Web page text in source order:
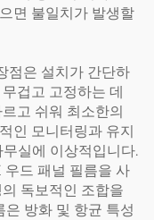
면 불일치가 발생할
점은 설치가 간단하
겁고 고정하는 데
고 쉬워 최소한의
인 모니터링과 유지
실에 이상적입니다.
드 패널 필름을 사
독보적인 조합을
방화 및 항균 특성